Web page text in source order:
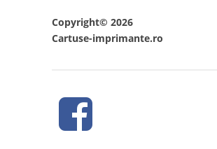
Copyright© 2026
Cartuse-imprimante.ro